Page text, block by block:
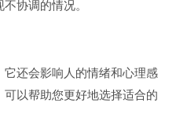
协调的情况。
还会影响人的情绪和心理感
以帮助您更好地选择适合的